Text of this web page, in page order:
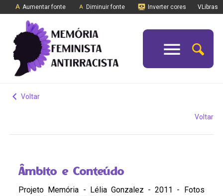
Aumentar fonte Diminuir fonte Inverter cores VLibras
Voltar
Voltar
Âmbito e Conteúdo
Projeto Memória - Lélia Gonzalez - 2011 - Fotos